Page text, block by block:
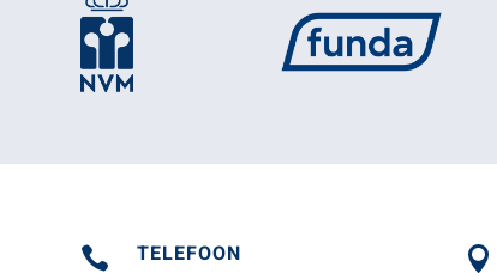
 TELEFOON 